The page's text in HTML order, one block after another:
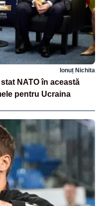
Ionuț Nichita
NATO în această
pentru Ucraina